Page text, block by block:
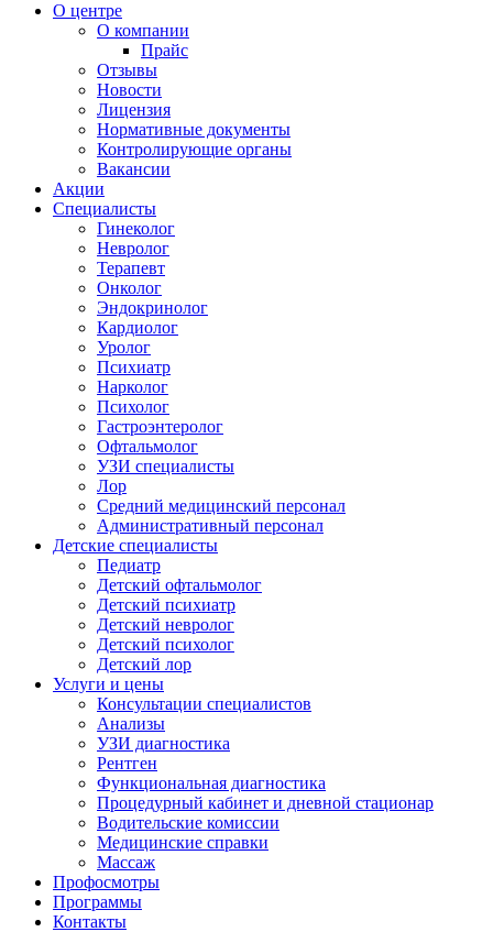
О центре
О компании
Прайс
Отзывы
Новости
Лицензия
Нормативные документы
Контролирующие органы
Вакансии
Акции
Специалисты
Гинеколог
Невролог
Терапевт
Онколог
Эндокринолог
Кардиолог
Уролог
Психиатр
Нарколог
Психолог
Гастроэнтеролог
Офтальмолог
УЗИ специалисты
Лор
Средний медицинский персонал
Административный персонал
Детские специалисты
Педиатр
Детский офтальмолог
Детский психиатр
Детский невролог
Детский психолог
Детский лор
Услуги и цены
Консультации специалистов
Анализы
УЗИ диагностика
Рентген
Функциональная диагностика
Процедурный кабинет и дневной стационар
Водительские комиссии
Медицинские справки
Массаж
Профосмотры
Программы
Контакты